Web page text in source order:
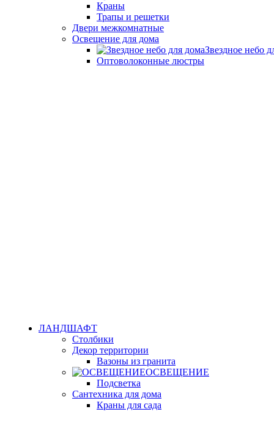
Краны
Трапы и решетки
Двери межкомнатные
Освещение для дома
Звездное небо
Оптоволоконные люстры
ЛАНДШАФТ
Столбики
Декор территории
Вазоны из гранита
ОСВЕЩЕНИЕ
Подсветка
Сантехника для дома
Краны для сада